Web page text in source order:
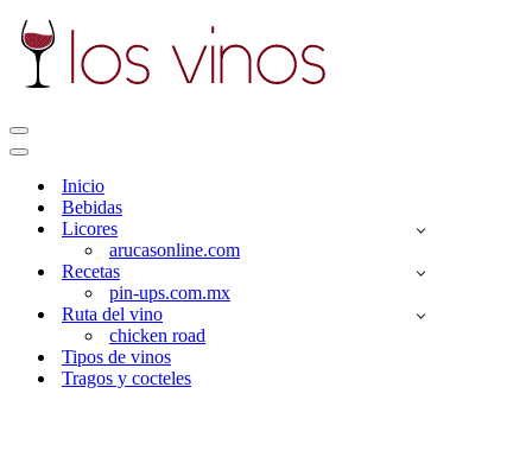
Menú
de
Menú
navegación
Inicio
Bebidas
Licores
arucasonline.com
Recetas
pin-ups.com.mx
Ruta del vino
chicken road
Tipos de vinos
Tragos y cocteles